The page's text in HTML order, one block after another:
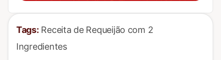
Tags: Receita de Requeijão com 2
Ingredientes